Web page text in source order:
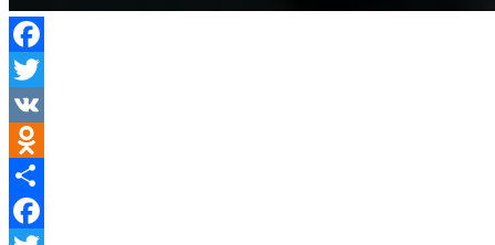
Facebook
Twitter
VK
Odnoklassniki
Отправить